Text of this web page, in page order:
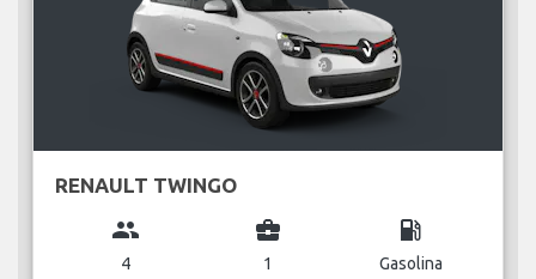
RENAULT TWINGO
group
4
business_center
1
local_gas_station
Gasolina